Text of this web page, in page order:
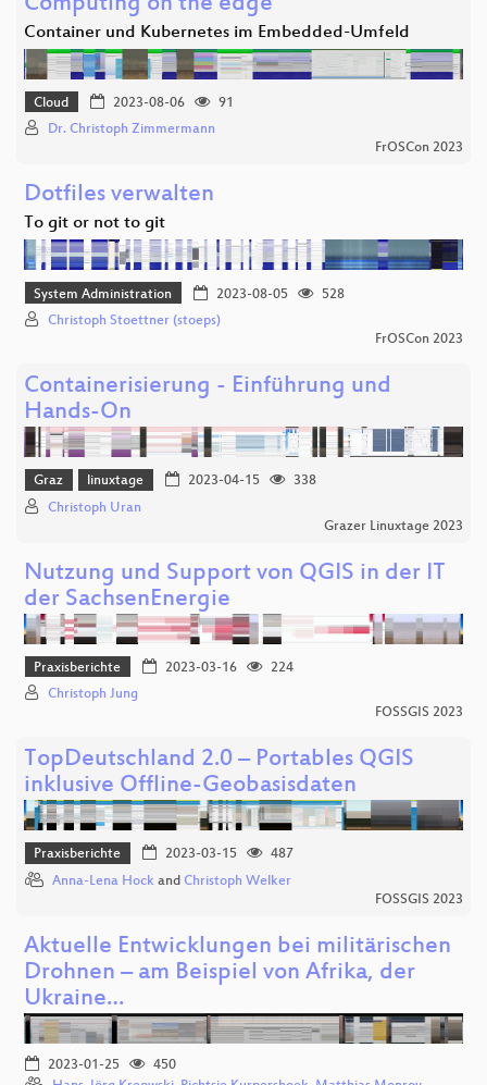
Container und Kubernetes im Embedded-Umfeld
Cloud 2023-08-06
91
Dr. Christoph Zimmermann
FrOSCon 2023
Dotfiles verwalten
To git or not to git
System Administration 2023-08-05
528
Christoph Stoettner (stoeps)
FrOSCon 2023
Containerisierung - Einführung und
Hands-On
Graz linuxtage 2023-04-15
338
Christoph Uran
Grazer Linuxtage 2023
Nutzung und Support von QGIS in der IT
der SachsenEnergie
Praxisberichte 2023-03-16
224
Christoph Jung
FOSSGIS 2023
TopDeutschland 2.0 – Portables QGIS
inklusive Offline-Geobasisdaten
Praxisberichte 2023-03-15
487
Anna-Lena Hock and Christoph Welker
FOSSGIS 2023
Aktuelle Entwicklungen bei militärischen
Drohnen – am Beispiel von Afrika, der
Ukraine…
2023-01-25
450